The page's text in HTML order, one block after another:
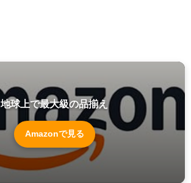
地球上で最大級の品揃え
Amazonで見る